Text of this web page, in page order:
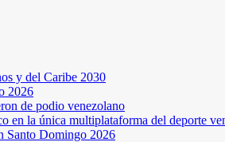
y del Caribe 2030
2026
de podio venezolano
en la única multiplataforma del deporte
Santo Domingo 2026